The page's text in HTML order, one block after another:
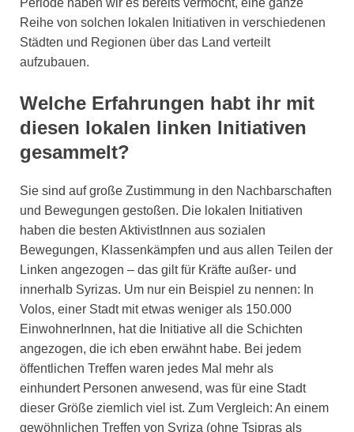
Reihe von solchen lokalen Initiativen in verschiedenen
Städten und Regionen über das Land verteilt
aufzubauen.
Welche Erfahrungen habt ihr mit
diesen lokalen linken Initiativen
gesammelt?
Sie sind auf große Zustimmung in den Nachbarschaften
und Bewegungen gestoßen. Die lokalen Initiativen
haben die besten AktivistInnen aus sozialen
Bewegungen, Klassenkämpfen und aus allen Teilen der
Linken angezogen – das gilt für Kräfte außer- und
innerhalb Syrizas. Um nur ein Beispiel zu nennen: In
Volos, einer Stadt mit etwas weniger als 150.000
EinwohnerInnen, hat die Initiative all die Schichten
angezogen, die ich eben erwähnt habe. Bei jedem
öffentlichen Treffen waren jedes Mal mehr als
einhundert Personen anwesend, was für eine Stadt
dieser Größe ziemlich viel ist. Zum Vergleich: An einem
gewöhnlichen Treffen von Syriza (ohne Tsipras als